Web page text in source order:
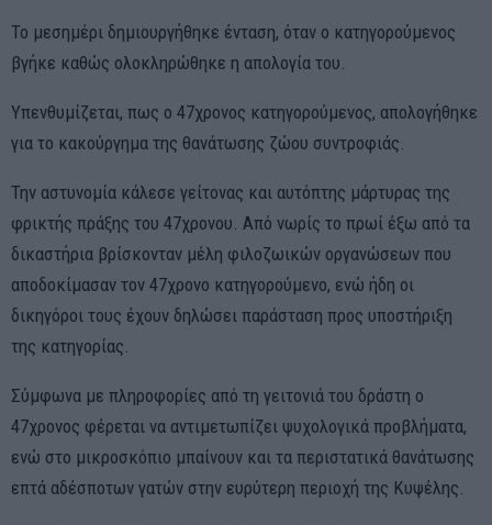
Το μεσημέρι δημιουργήθηκε ένταση, όταν ο κατηγορούμενος
βγήκε καθώς ολοκληρώθηκε η απολογία του.
Υπενθυμίζεται, πως ο 47χρονος κατηγορούμενος, απολογήθηκε
για το κακούργημα της θανάτωσης ζώου συντροφιάς.
Την αστυνομία κάλεσε γείτονας και αυτόπτης μάρτυρας της
φρικτής πράξης του 47χρονου. Από νωρίς το πρωί έξω από τα
δικαστήρια βρίσκονταν μέλη φιλοζωικών οργανώσεων που
αποδοκίμασαν τον 47χρονο κατηγορούμενο, ενώ ήδη οι
δικηγόροι τους έχουν δηλώσει παράσταση προς υποστήριξη
της κατηγορίας.
Σύμφωνα με πληροφορίες από τη γειτονιά του δράστη ο
47χρονος φέρεται να αντιμετωπίζει ψυχολογικά προβλήματα,
ενώ στο μικροσκόπιο μπαίνουν και τα περιστατικά θανάτωσης
επτά αδέσποτων γατών στην ευρύτερη περιοχή της Κυψέλης.